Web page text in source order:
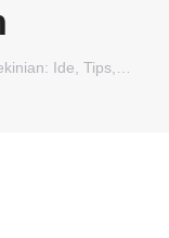
Ide, Tips,…